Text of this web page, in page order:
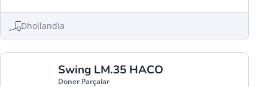
Dhollandia
Swing LM.35 HACO
Döner Parçalar